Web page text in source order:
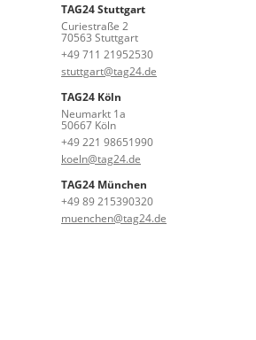
TAG24 Stuttgart
Curiestraße 2
70563 Stuttgart
+49 711 21952530
stuttgart@tag24.de
TAG24 Köln
Neumarkt 1a
50667 Köln
+49 221 98651990
koeln@tag24.de
TAG24 München
+49 89 215390320
muenchen@tag24.de